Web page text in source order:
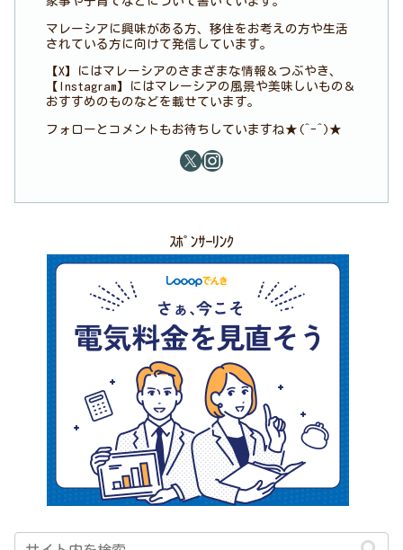
マレーシアに興味がある方、移住をお考えの方や生活
されている方に向けて発信しています。
【X】にはマレーシアのさまざまな情報＆つぶやき、
【Instagram】にはマレーシアの風景や美味しいもの＆
おすすめのものなどを載せています。
フォローとコメントもお待ちしていますね★(^-^)★
ｽﾎﾟﾝｻｰﾘﾝｸ